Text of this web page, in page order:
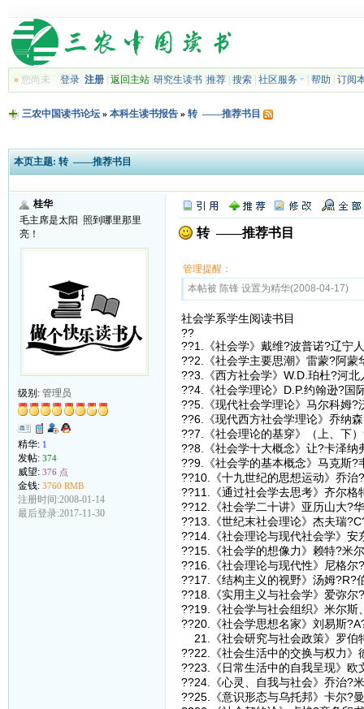
»您尚未 登录 注册| 返回主站| 研究生读书| 推荐| 搜索| 社区服务 帮助 订阅
三农中国读书论坛» 本科生读书报告» 转 ——推荐书目
本页主题: 转 ——推荐书目
桂华
毛主席是太阳 照到哪里那里
亮！
级别: 管理员
精华: 1
发帖: 374
威望: 376 点
金钱: 3760 RMB
注册时间:2008-01-14
最后登录:2017-11-30
转 ——推荐书目
管理提醒：
本帖被 陈锋 设置为精华(2008-04-17)
社会学系学生阅读书目
??
??1.《社会学》戴维?波普诺?辽宁
??2.《社会学主要思潮》雷蒙?阿蒙
??3.《西方社会学》W.D.珀杜?河北
??4.《社会学理论》D.P.约翰逊?国
??5.《现代社会学理论》马尔科姆?
??6.《现代西方社会学理论》乔纳
??7.《社会理论的基穿》（上、下
??8.《社会学十大概念》让?卡泽纳
??9.《社会学的基本概念》马克斯?
??10.《十九世纪的思想运动》乔治
??11.《通过社会学去思考》齐尔格
??12.《社会学二十讲》亚历山大?
??13.《世纪末社会理论》杰夫瑞
??14.《社会理论与现代社会学》
??15.《社会学的想像力》赖特?米
??16.《社会理论与现代性》尼格尔
??17.《结构主义的视野》汤姆?R?
??18.《实用主义与社会学》爱弥尔
??19.《社会学与社会组织》米尔斯
??20.《社会学思想名家》刘易斯
21.《社会研究与社会政策》罗伯
??22.《社会生活中的交换与权力》
??23.《日常生活中的自我呈现》欧
??24.《心灵、自我与社会》乔治?
??25.《意识形态与乌托邦》卡尔?